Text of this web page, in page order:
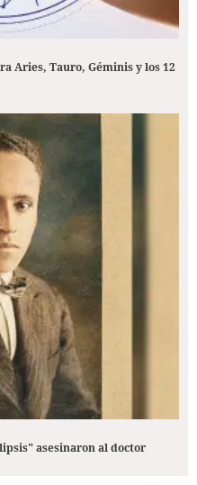
Aries, Tauro, Géminis y los 12
asesinaron al doctor